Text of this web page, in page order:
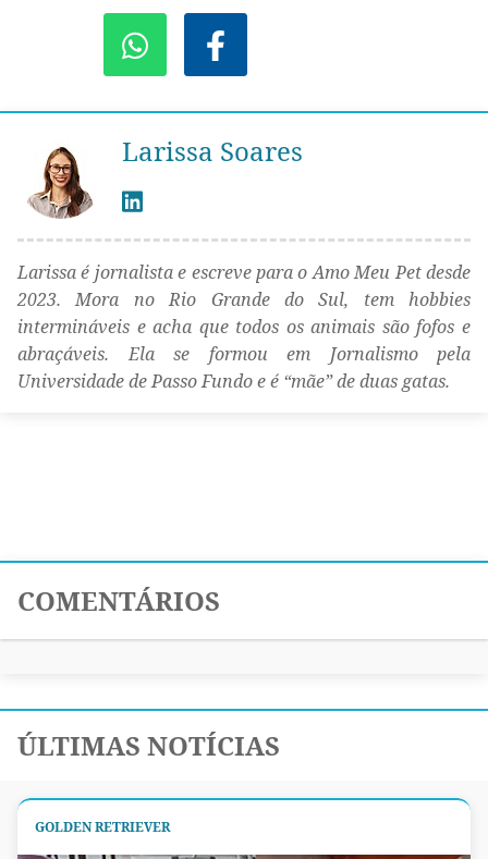
Larissa Soares
Larissa é jornalista e escreve para o Amo Meu Pet desde
2023. Mora no Rio Grande do Sul, tem hobbies
intermináveis e acha que todos os animais são fofos e
abraçáveis. Ela se formou em Jornalismo pela
Universidade de Passo Fundo e é “mãe” de duas gatas.
COMENTÁRIOS
ÚLTIMAS NOTÍCIAS
GOLDEN RETRIEVER